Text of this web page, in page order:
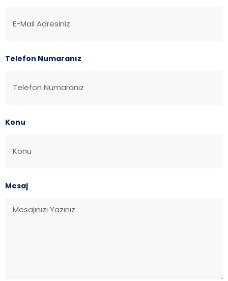
Telefon Numaranız
Konu
Mesaj